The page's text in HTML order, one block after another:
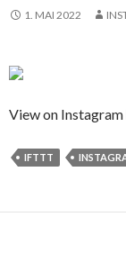
1. MAI 2022
View on
IFTTT